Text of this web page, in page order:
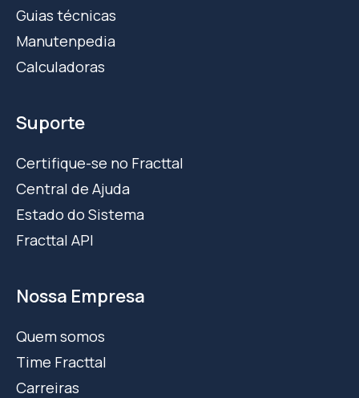
Guias técnicas
Manutenpedia
Calculadoras
Suporte
Certifique-se no Fracttal
Central de Ajuda
Estado do Sistema
Fracttal API
Nossa Empresa
Quem somos
Time Fracttal
Carreiras